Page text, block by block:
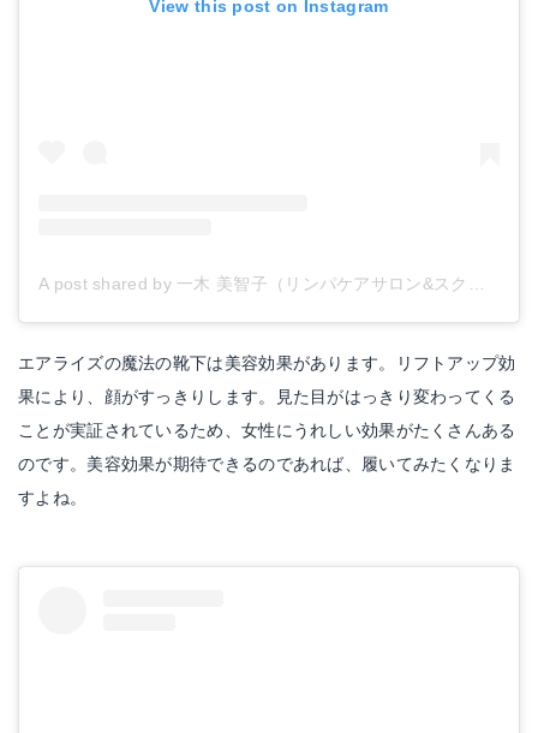
View this post on Instagram
エアライズの魔法の靴下は美容効果があります。リフトアップ効
果により、顔がすっきりします。見た目がはっきり変わってくる
ことが実証されているため、女性にうれしい効果がたくさんある
のです。美容効果が期待できるのであれば、履いてみたくなりま
すよね。